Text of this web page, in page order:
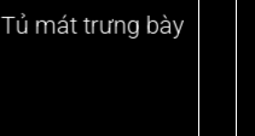
Tủ mát trưng bày